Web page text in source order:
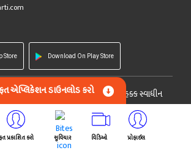
Store Download On Play Store
Technologies Pvt. Ltd. સર્વ હક્ક સ્વાધીન
Software Development Company India
એપ્લિકેશન ડાઉનલોડ કરો
પ્રકાશિત કરો સુવિચાર વિડિઓ પ્રોફાઈલ